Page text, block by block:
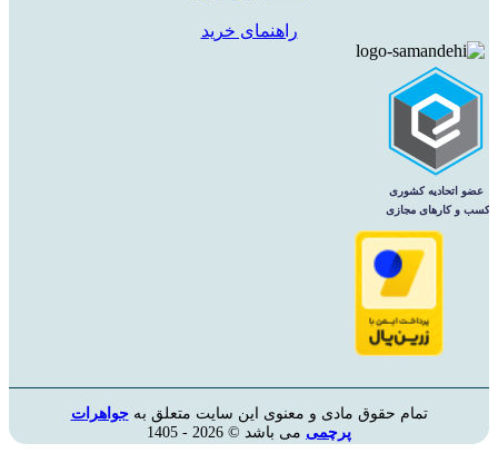
راهنمای خرید
تمام حقوق مادی و معنوی این سایت متعلق بهجواهرات
پرچمی می باشد © 2026 - 1405